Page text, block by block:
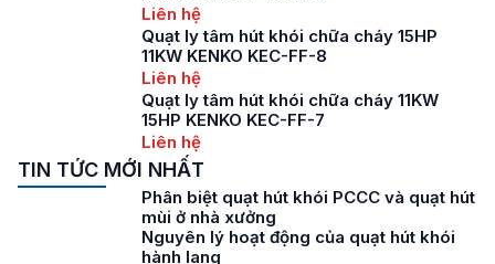
Liên hệ
Quạt ly tâm hút khói chữa cháy 15HP
11KW KENKO KEC-FF-8
Liên hệ
Quạt ly tâm hút khói chữa cháy 11KW
15HP KENKO KEC-FF-7
Liên hệ
TIN TỨC MỚI NHẤT
Phân biệt quạt hút khói PCCC và quạt hút
mùi ở nhà xưởng
Nguyên lý hoạt động của quạt hút khói
hành lang